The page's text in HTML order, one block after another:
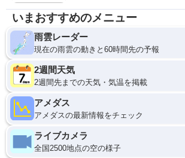
いまおすすめのメニュー
雨雲レーダー
現在の雨雲の動きと60時間先の予報
2週間天気
2週間先までの天気・気温を掲載
アメダス
アメダスの最新情報をチェック
ライブカメラ
全国2500地点の空の様子